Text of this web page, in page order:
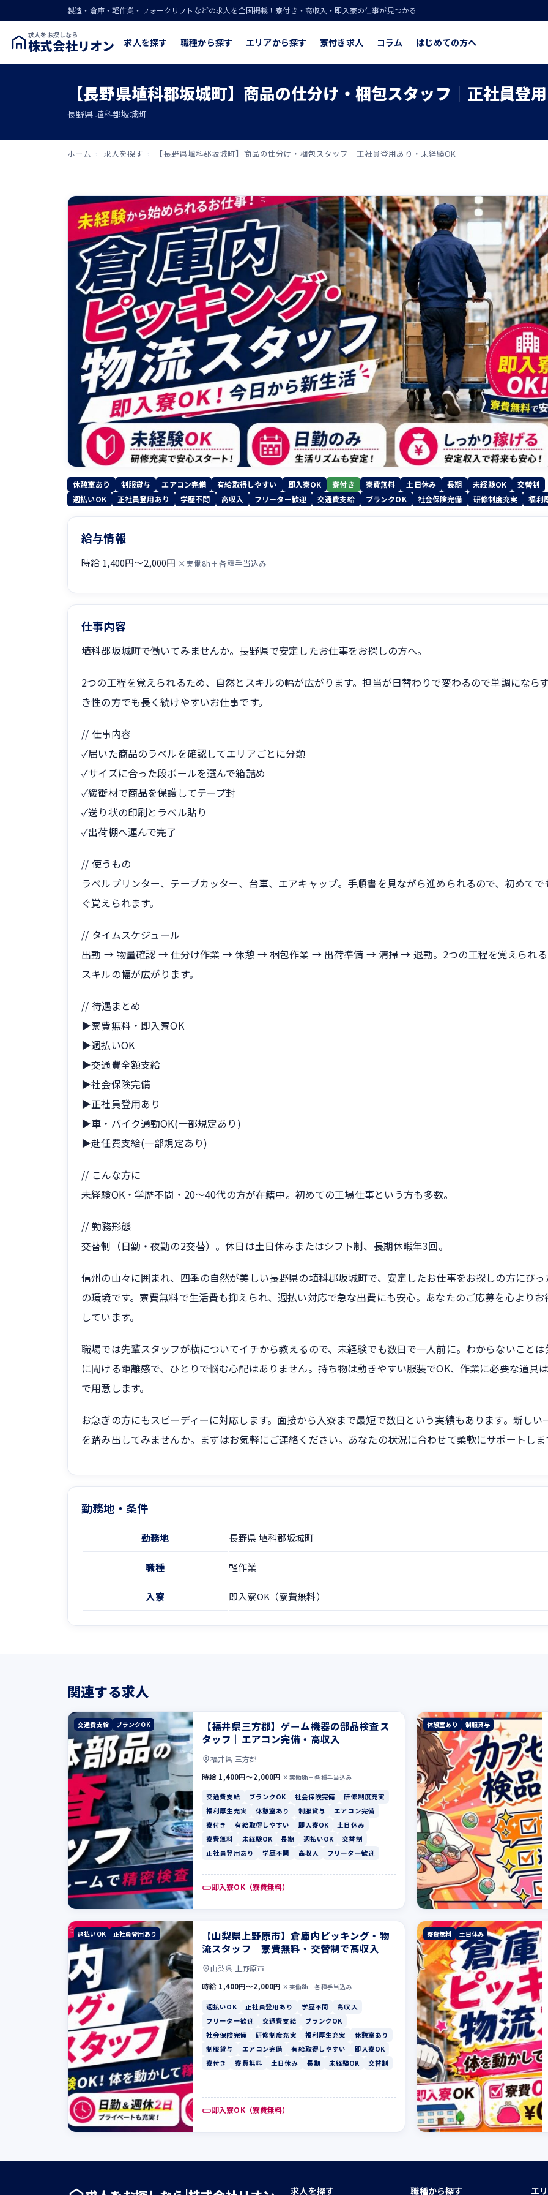
製造・倉庫・軽作業・フォークリフトなどの求人を全国掲載！寮付き・高収入・即入寮の仕事が見つかる
求人をお探しなら
株式会社リオン 求人を探す 職種から探す エリアから探す 寮付き求人 コラム はじめての方へ
【長野県埴科郡坂城町】商品の仕分け・梱包スタッフ｜正社員登
長野県 埴科郡坂城町
ホーム › 求人を探す › 【長野県埴科郡坂城町】商品の仕分け・梱包スタッフ｜正社員登用あり・未経験OK
休憩室あり 制服貸与 エアコン完備 有給取得しやすい 即入寮OK 寮付き 寮費無料 土日休み 長期 未経験OK
交替制
週払いOK
正社員登用あり 学歴不問 高収入 フリーター歓迎 交通費支給 ブランクOK 社会保険完備 研修制度充実 福利
給与情報
時給 1,400円〜2,000円 ×実働8h＋各種手当込み
仕事内容
埴科郡坂城町で働いてみませんか。長野県で安定したお仕事をお探しの方へ。
2つの工程を覚えられるため、自然とスキルの幅が広がります。担当が日替わりで変わるので単調になら
き性の方でも長く続けやすいお仕事です。
// 仕事内容
✓届いた商品のラベルを確認してエリアごとに分類
✓サイズに合った段ボールを選んで箱詰め
✓緩衝材で商品を保護してテープ封
✓送り状の印刷とラベル貼り
✓出荷棚へ運んで完了
// 使うもの
ラベルプリンター、テープカッター、台車、エアキャップ。手順書を見ながら進められるので、初めてで
ぐ覚えられます。
// タイムスケジュール
出勤 → 物量確認 → 仕分け作業 → 休憩 → 梱包作業 → 出荷準備 → 清掃 → 退勤。2つの工程を覚えられ
スキルの幅が広がります。
// 待遇まとめ
▶寮費無料・即入寮OK
▶週払いOK
▶交通費全額支給
▶社会保険完備
▶正社員登用あり
▶車・バイク通勤OK(一部規定あり)
▶赴任費支給(一部規定あり)
// こんな方に
未経験OK・学歴不問・20〜40代の方が在籍中。初めての工場仕事という方も多数。
// 勤務形態
交替制（日勤・夜勤の2交替）。休日は土日休みまたはシフト制、長期休暇年3回。
信州の山々に囲まれ、四季の自然が美しい長野県の埴科郡坂城町で、安定したお仕事をお探しの方にぴっ
の環境です。寮費無料で生活費も抑えられ、週払い対応で急な出費にも安心。あなたのご応募を心よりお
しています。
職場では先輩スタッフが横についてイチから教えるので、未経験でも数日で一人前に。わからないことは
に聞ける距離感で、ひとりで悩む心配はありません。持ち物は動きやすい服装でOK、作業に必要な道具
で用意します。
お急ぎの方にもスピーディーに対応します。面接から入寮まで最短で数日という実績もあります。新しい
を踏み出してみませんか。まずはお気軽にご連絡ください。あなたの状況に合わせて柔軟にサポートしま
勤務地・条件
勤務地 長野県 埴科郡坂城町
職種 軽作業
入寮 即入寮OK（寮費無料）
関連する求人
交通費支給 ブランクOK
【福井県三方郡】ゲーム機器の部品検査ス
タッフ｜エアコン完備・高収入
福井県 三方郡
時給 1,400円〜2,000円 ×実働8h＋各種手当込み
交通費支給 ブランクOK 社会保険完備
研修制度充実
福利厚生充実
休憩室あり 制服貸与
エアコン完備
寮付き
有給取得しやすい 即入寮OK
土日休み
寮費無料
未経験OK 長期 週払いOK
交替制
正社員登用あり
学歴不問 高収入 フリーター歓迎
即入寮OK（寮費無料）
休憩室あり 制服貸与
週払いOK 正社員登用あり
【山梨県上野原市】倉庫内ピッキング・物
流スタッフ｜寮費無料・交替制で高収入
山梨県 上野原市
時給 1,400円〜2,000円 ×実働8h＋各種手当込み
週払いOK 正社員登用あり 学歴不問
高収入
フリーター歓迎
交通費支給
ブランクOK
社会保険完備
研修制度充実 福利厚生充実
休憩室あり
制服貸与
エアコン完備 有給取得しやすい
即入寮OK
寮付き
寮費無料 土日休み 長期 未経験OK 交替制
即入寮OK（寮費無料）
寮費無料 土日休み
求人を探す 職種から探す エ